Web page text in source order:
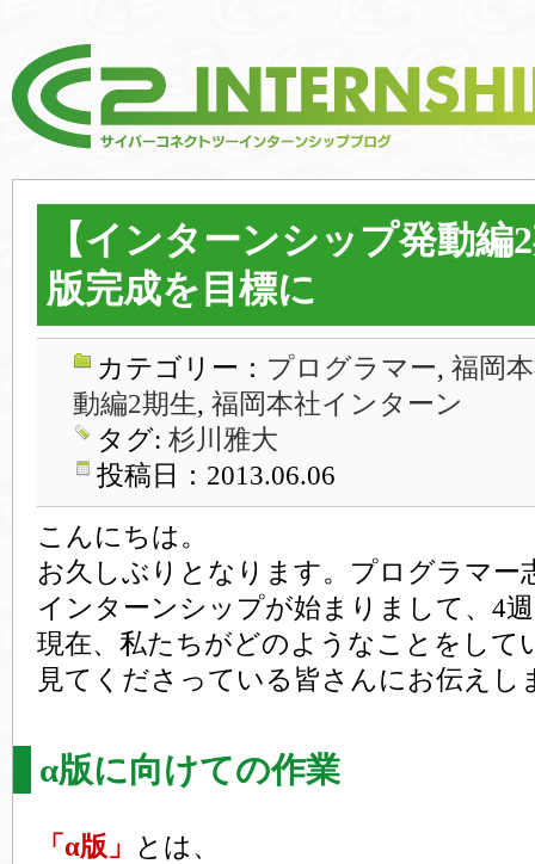
【インターンシップ発動編
版完成を目標に
カテゴリー： プログラマー, 福岡
動編2期生, 福岡本社インターン
タグ: 杉川雅大
投稿日：2013.06.06
こんにちは。
お久しぶりとなります。プログラマー
インターンシップが始まりまして、4
現在、私たちがどのようなことをして
見てくださっている皆さんにお伝えし
α版に向けての作業
「α版」
とは、